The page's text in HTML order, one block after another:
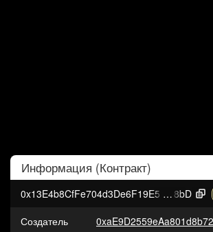
Информация (Контракт)
8bD
Создатель